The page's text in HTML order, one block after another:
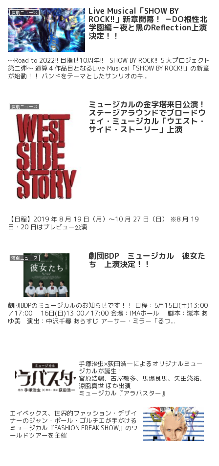
演劇ニュース Live Musical「SHOW BY
ROCK!!」新章開幕！ －DO根性北
学園編－夜と黒のReflection上演
決定！！
～Road to 2022!! 目指せ10周年!! SHOW BY ROCK!! ５大プロジェクト
第二弾～ 通算４作品目となるLive Musical「SHOW BY ROCK!!」の新章
が始動！！ バンドをテーマとしたサンリオのキ...
演劇ニュース ミュージカルの金字塔来日公演！
ステージアラウンドでブロードウ
ェイ・ミュージカル「ウエスト・
サイド・ストーリー」上演
【日程】2019 年 8 月 19 日（月）〜10 月 27 日（日） ※8 月 19
日・20 日はプレビュー公演
演劇ニュース 劇団BDP ミュージカル 彼女た
ち 上演決定！！
劇団BDPのミュージカルのお知らせです！！ 日程：5月15日(土)13:00
／17:00 16日(日)13:00／17:00 会場：IMAホール 脚本：嶽本 あ
ゆ美 演出：中沢千尋 あらすじ アーサー・ミラー「るつ...
手塚治虫×荻田浩一によるオリジナルミュー
ジカルが誕生！
宮原浩暢、古屋敬多、馬場良馬、矢田悠祐、
涼風真世 ほか出演
ミュージカル『アラバスター』
エイベックス、世界的ファッション・デザイ
ナーのジャン・ポール・ゴルチエが手がける
ミュージカル『FASHION FREAK SHOW』のワ
ールドツアーを主催